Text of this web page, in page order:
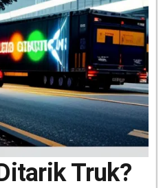
Truk?